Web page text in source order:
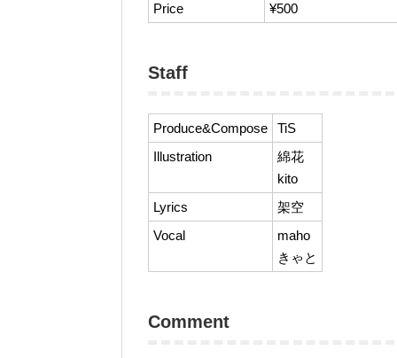
Price
¥500
Staff
Produce&Compose
TiS
Illustration
綿花
kito
Lyrics
架空
Vocal
maho
きゃと
Comment